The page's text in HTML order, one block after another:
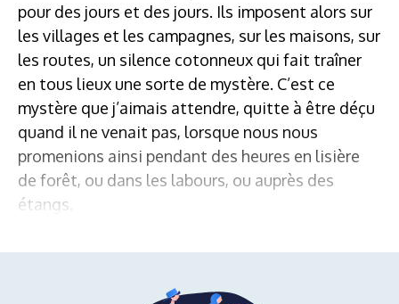
pour des jours et des jours. Ils imposent alors sur
les villages et les campagnes, sur les maisons, sur
les routes, un silence cotonneux qui fait traîner
en tous lieux une sorte de mystère. C’est ce
mystère que j’aimais attendre, quitte à être déçu
quand il ne venait pas, lorsque nous nous
promenions ainsi pendant des heures en lisière
de forêt, ou dans les labours, ou auprès des
étangs.